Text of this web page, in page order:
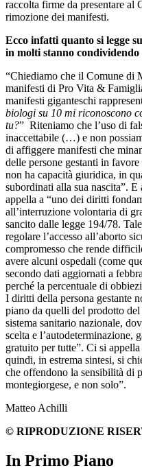
raccolta firme da presentare
rimozione dei manifesti.
Ecco infatti quanto si legge
in molti stanno condividendo
“Chiediamo che il Comune di
manifesti di Pro Vita &
manifesti giganteschi
biologi su 10 mi riconoscono
tu?” Riteniamo che l’uso di
inaccettabile (…) e non
di affiggere manifesti che
delle persone gestanti in
non ha capacità giuridica, in
subordinati alla sua nascita”.
appella a “uno dei diritti
all’interruzione volontaria di
sancito dalle legge 194/78.
regolare l’accesso all’aborto
compromesso che rende
avere alcuni ospedali (come
secondo dati aggiornati a
perché la percentuale di
I diritti della persona gestante
piano da quelli del prodotto
sistema sanitario nazionale,
scelta e l’autodeterminazione,
gratuito per tutte”. Ci si
quindi, in estrema sintesi, si
che offendono la sensibilità di
montegiorgese, e non solo”.
Matteo Achilli
© RIPRODUZIONE
In Primo Piano